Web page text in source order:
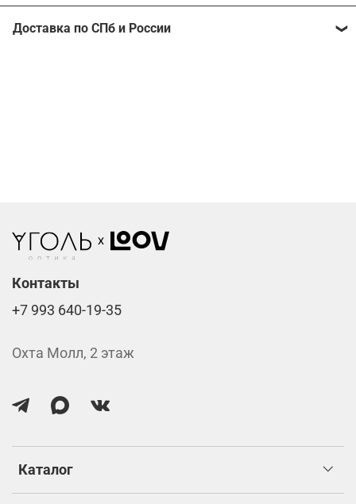
Расчитать стоимость ваших линз поможет
Доставка по СПб и России
Каталог
Контакты
+7 993 640-19-35
Охта Молл, 2 этаж